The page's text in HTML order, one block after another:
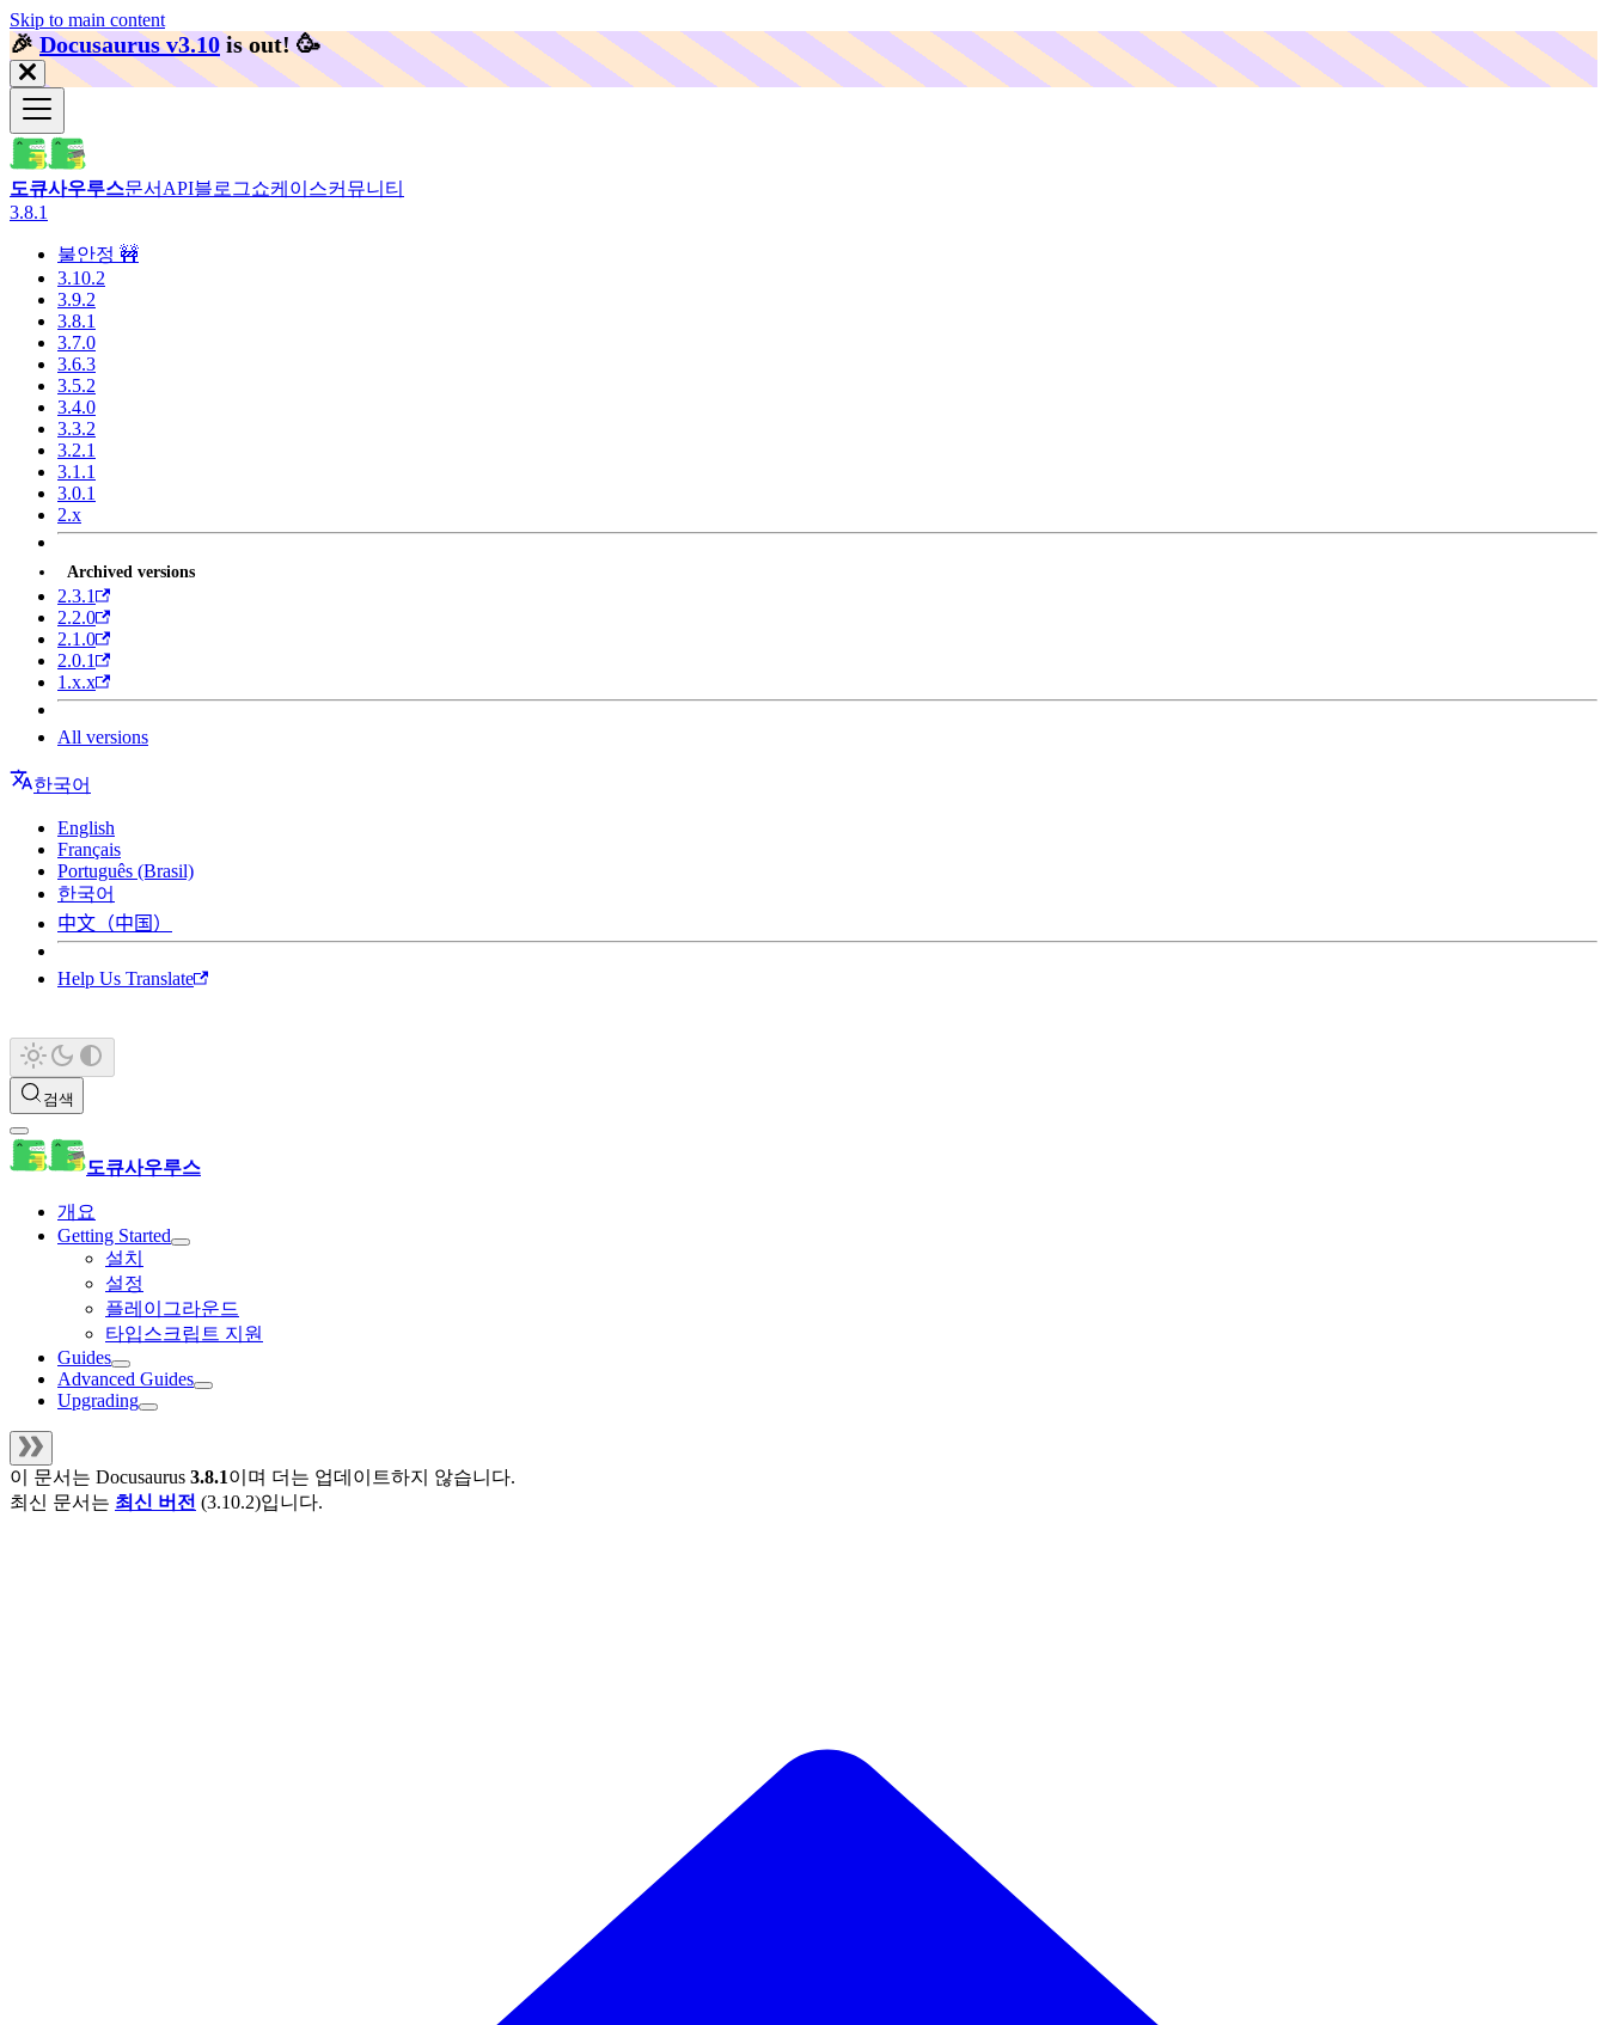
Skip to main content
🎉️Docusaurus v3.10 is out! 🥳️
도큐사우루스문서 API블로그쇼케이스커뮤니티
3.8.1
불안정 🚧
3.10.2
3.9.2
3.8.1
3.7.0
3.6.3
3.5.2
3.4.0
3.3.2
3.2.1
3.1.1
3.0.1
2.x
Archived versions
2.3.1
2.2.0
2.1.0
2.0.1
1.x.x
All versions
한국어
English
Français
Português (Brasil)
한국어
中文（中国）
Help Us Translate
검색
도큐사우루스
개요
Getting Started
설치
설정
플레이그라운드
타입스크립트 지원
Guides
Advanced Guides
Upgrading
이 문서는 Docusaurus 3.8.1이며 더는 업데이트하지 않습니다.
최신 문서는 최신 버전 (3.10.2)입니다.